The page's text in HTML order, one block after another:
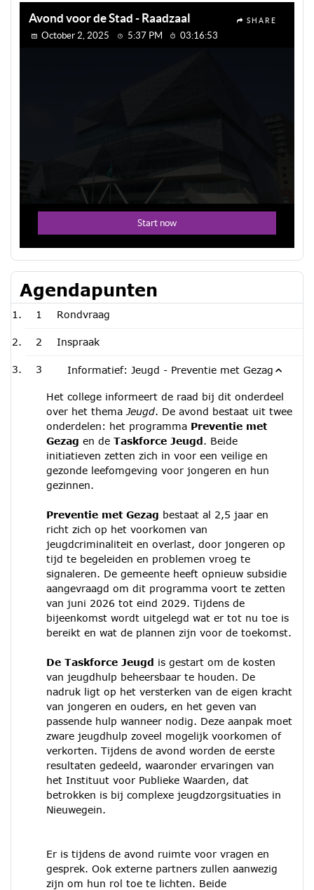
Agendapunten
1 Rondvraag
2 Inspraak
3 Informatief: Jeugd - Preventie met Gezag
Het college informeert de raad bij dit onderdeel
over het thema Jeugd. De avond bestaat uit twee
onderdelen: het programma Preventie met
Gezag en de Taskforce Jeugd. Beide
initiatieven zetten zich in voor een veilige en
gezonde leefomgeving voor jongeren en hun
gezinnen.
Preventie met Gezag bestaat al 2,5 jaar en
richt zich op het voorkomen van
jeugdcriminaliteit en overlast, door jongeren op
tijd te begeleiden en problemen vroeg te
signaleren. De gemeente heeft opnieuw subsidie
aangevraagd om dit programma voort te zetten
van juni 2026 tot eind 2029. Tijdens de
bijeenkomst wordt uitgelegd wat er tot nu toe is
bereikt en wat de plannen zijn voor de toekomst.
De Taskforce Jeugd is gestart om de kosten
van jeugdhulp beheersbaar te houden. De
nadruk ligt op het versterken van de eigen kracht
van jongeren en ouders, en het geven van
passende hulp wanneer nodig. Deze aanpak moet
zware jeugdhulp zoveel mogelijk voorkomen of
verkorten. Tijdens de avond worden de eerste
resultaten gedeeld, waaronder ervaringen van
het Instituut voor Publieke Waarden, dat
betrokken is bij complexe jeugdzorgsituaties in
Nieuwegein.
Er is tijdens de avond ruimte voor vragen en
gesprek. Ook externe partners zullen aanwezig
zijn om hun rol toe te lichten. Beide